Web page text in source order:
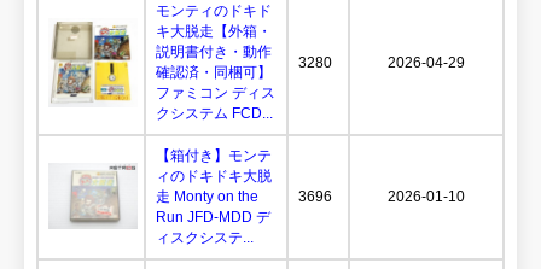
モンティのドキド
キ大脱走【外箱・
説明書付き・動作
確認済・同梱可】
ファミコン ディス
クシステム FCD...
3280 2026-04-29
【箱付き】モンテ
ィのドキドキ大脱
走 Monty on the
Run JFD-MDD デ
ィスクシステ...
3696 2026-01-10